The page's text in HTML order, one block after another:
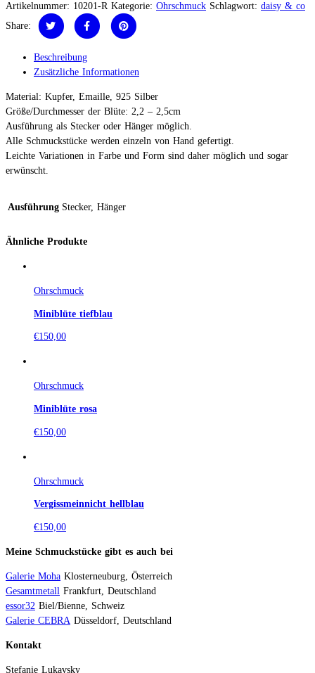
Artikelnummer: 10201-R Kategorie: Ohrschmuck Schlagwort: daisy & co
Share:
Beschreibung
Zusätzliche Informationen
Material: Kupfer, Emaille, 925 Silber
Größe/Durchmesser der Blüte: 2,2 – 2,5cm
Ausführung als Stecker oder Hänger möglich.
Alle Schmuckstücke werden einzeln von Hand gefertigt.
Leichte Variationen in Farbe und Form sind daher möglich und sogar
erwünscht.
Ausführung Stecker, Hänger
Ähnliche Produkte
Ohrschmuck
Miniblüte tiefblau
€150,00
Ohrschmuck
Miniblüte rosa
€150,00
Ohrschmuck
Vergissmeinnicht hellblau
€150,00
Meine Schmuckstücke gibt es auch bei
Galerie Moha Klosterneuburg, Österreich
Gesamtmetall Frankfurt, Deutschland
essor32 Biel/Bienne, Schweiz
Galerie CEBRA Düsseldorf, Deutschland
Kontakt
Stefanie Lukavsky